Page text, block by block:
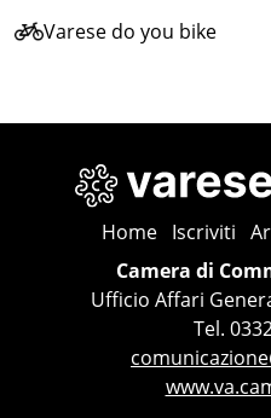
Varese do you bike
Home Iscriviti
Camera di
Ufficio Affari
Tel.